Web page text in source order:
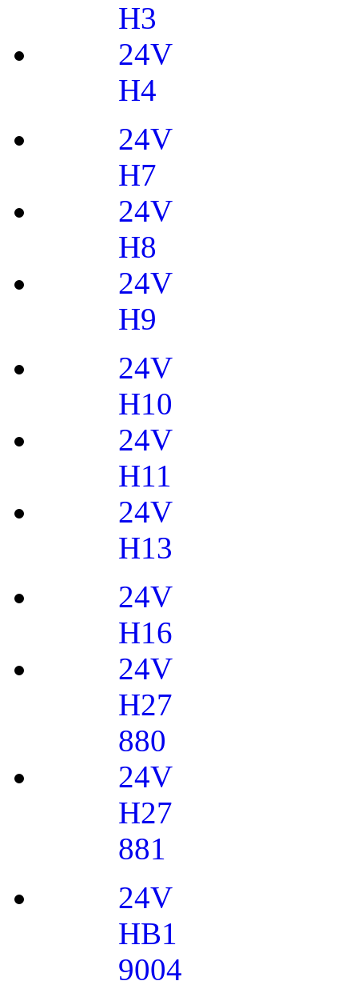
H3
24V
H4
24V
H7
24V
H8
24V
H9
24V
H10
24V
H11
24V
H13
24V
H16
24V
H27
880
24V
H27
881
24V
HB1
9004